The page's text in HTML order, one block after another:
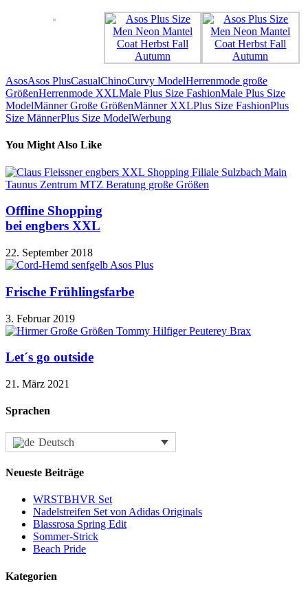
AsosAsos PlusCasualChinoCurvy ModelHerrenmode große
GrößenHerrenmode XXLMale Plus Size FashionMale Plus Size
ModelMänner Große GrößenMänner XXLPlus Size FashionPlus
Size MännerPlus Size ModelWerbung
You Might Also Like
Offline Shopping
bei engbers XXL
22. September 2018
Frische Frühlingsfarbe
3. Februar 2019
Let´s go outside
21. März 2021
Sprachen
Deutsch
Neueste Beiträge
WRSTBHVR Set
Nadelstreifen Set von Adidas Originals
Blassrosa Spring Edit
Sommer-Strick
Beach Pride
Kategorien